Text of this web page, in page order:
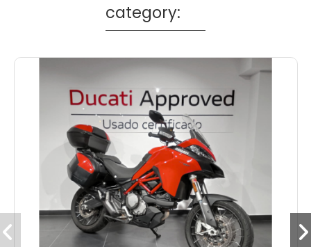
* MOTO TOTALMENTE REVISADA
* PRECIO ANUNCIADO AL CONTADO
* ENVÍO DISPONIBLE
category: